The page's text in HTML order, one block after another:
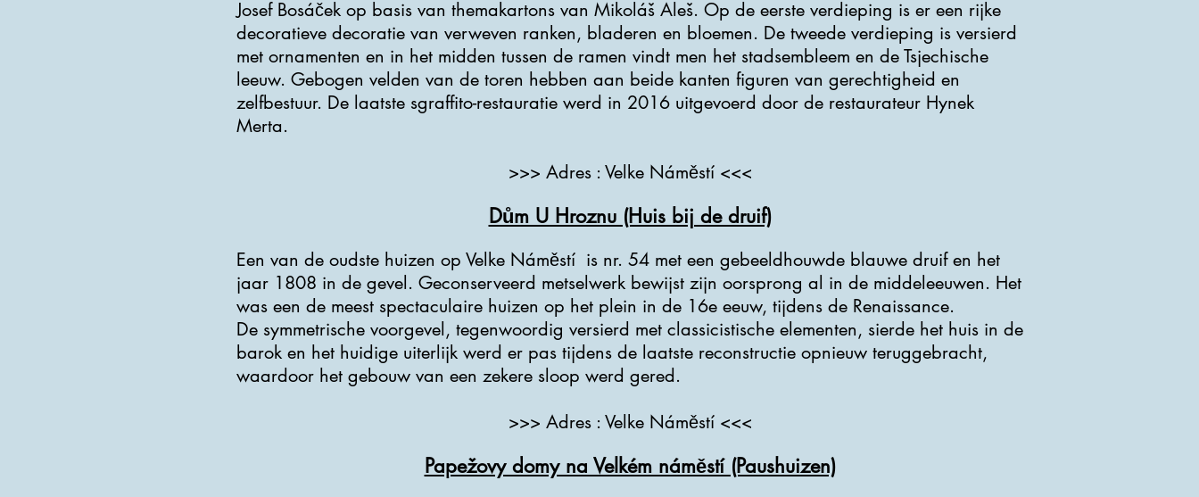
Josef Bosáček op basis van themakartons van Mikoláš Aleš. Op de eerste verdieping is er een rijke
decoratieve decoratie van verweven ranken, bladeren en bloemen. De tweede verdieping is versierd
met ornamenten en in het midden tussen de ramen vindt men het stadsembleem en de Tsjechische
leeuw. Gebogen velden van de toren hebben aan beide kanten figuren van gerechtigheid en
zelfbestuur. De laatste sgraffito-restauratie werd in 2016 uitgevoerd door de restaurateur Hynek
Merta.
>>> Adres : Velke Náměstí <<<
Dům U Hroznu (Huis bij de druif)
Een van de oudste huizen op Velke Náměstí is nr. 54 met een gebeeldhouwde blauwe druif en het
jaar 1808 in de gevel. Geconserveerd metselwerk bewijst zijn oorsprong al in de middeleeuwen. Het
was een de meest spectaculaire huizen op het plein in de 16e eeuw, tijdens de Renaissance.
De symmetrische voorgevel, tegenwoordig versierd met classicistische elementen, sierde het huis in de
barok en het huidige uiterlijk werd er pas tijdens de laatste reconstructie opnieuw teruggebracht,
waardoor het gebouw van een zekere sloop werd gered.
>>> Adres : Velke Náměstí <<<
Papežovy domy na Velkém náměstí (Paushuizen)